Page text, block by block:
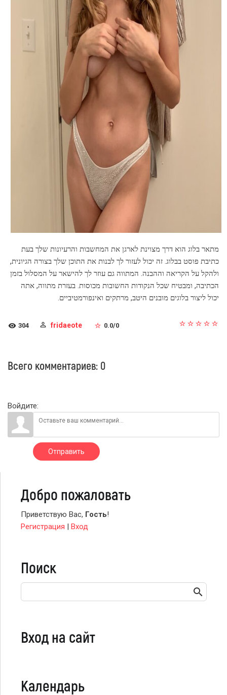
מתאר בלוג הוא דרך מצוינת לארגן את המחשבות והרעיונות שלך בעת
כתיבת פוסט בבלוג. זה יכול לעזור לך לבנות את התוכן שלך בצורה הגיונית,
ולהקל על הקריאה וההבנה. המתווה גם עוזר לך להישאר על המסלול בזמן
הכתיבה, ומבטיח שכל הנקודות החשובות מכוסות. בעזרת מתווה, אתה
יכול ליצור בלוגים מובנים היטב, מרתקים ואינפורמטיביים.
304 fridaeote 0.0/0
Всего комментариев: 0
Войдите:
Отправить
Добро пожаловать
Приветствую Вас, Гость!
Регистрация | Вход
Поиск
Вход на сайт
Календарь